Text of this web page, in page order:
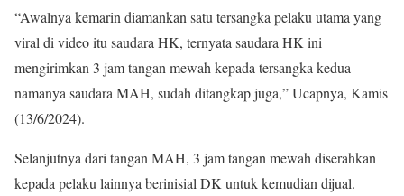
“Awalnya kemarin diamankan satu tersangka pelaku utama yang
viral di video itu saudara HK, ternyata saudara HK ini
mengirimkan 3 jam tangan mewah kepada tersangka kedua
namanya saudara MAH, sudah ditangkap juga,” Ucapnya, Kamis
(13/6/2024).
Selanjutnya dari tangan MAH, 3 jam tangan mewah diserahkan
kepada pelaku lainnya berinisial DK untuk kemudian dijual.